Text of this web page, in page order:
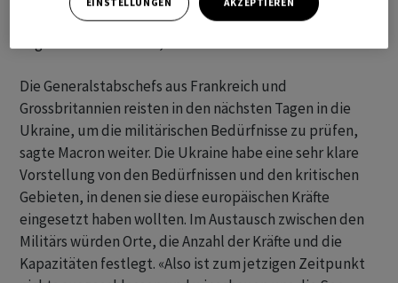
anzuschliessen.» Der Vorschlag sei aber nicht einstimmig
angenommen worden, so Macron.
Die Generalstabschefs aus Frankreich und
Grossbritannien reisten in den nächsten Tagen in die
Ukraine, um die militärischen Bedürfnisse zu prüfen,
sagte Macron weiter. Die Ukraine habe eine sehr klare
Vorstellung von den Bedürfnissen und den kritischen
Gebieten, in denen sie diese europäischen Kräfte
eingesetzt haben wollten. Im Austausch zwischen den
Militärs würden Orte, die Anzahl der Kräfte und die
Kapazitäten festlegt. «Also ist zum jetzigen Zeitpunkt